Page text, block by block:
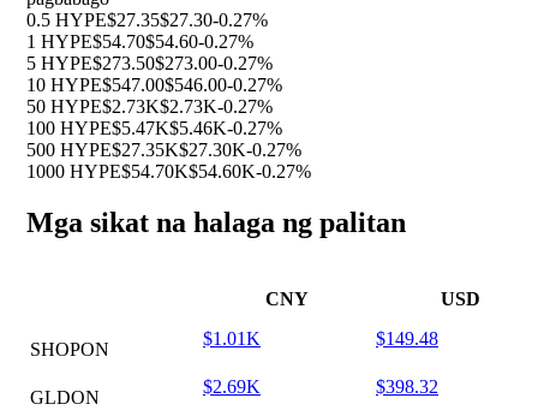
0.5 HYPE$27.35$27.30-0.27%
1 HYPE$54.70$54.60-0.27%
5 HYPE$273.50$273.00-0.27%
10 HYPE$547.00$546.00-0.27%
50 HYPE$2.73K$2.73K-0.27%
100 HYPE$5.47K$5.46K-0.27%
500 HYPE$27.35K$27.30K-0.27%
1000 HYPE$54.70K$54.60K-0.27%
Mga sikat na halaga ng palitan
CNY USD
SHOPON
$1.01K $149.48
GLDON
$2.69K $398.32